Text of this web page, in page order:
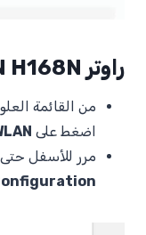
راوتر ZTE ZXHN H168N
من القائمة
اضغط على
مرر للأسفل